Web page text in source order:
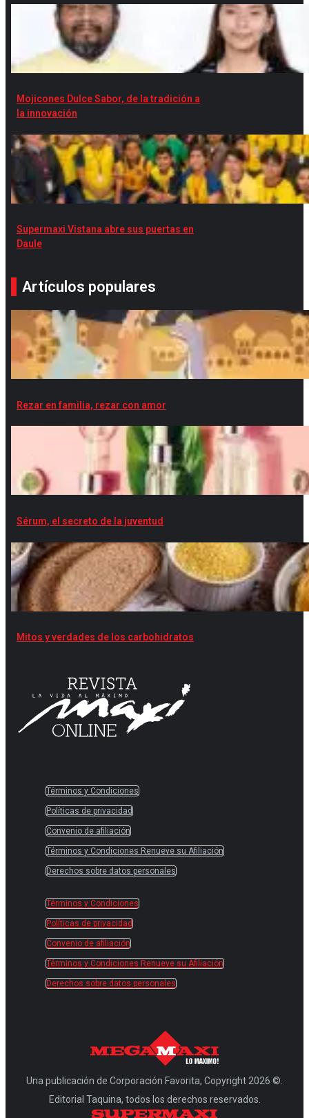
Mojicones Dulce Sabor, de la tradición a
la innovación
Supermaxi Vistana abre sus puertas en
Daule
Artículos populares
Rezar en familia, rezar con amor
Sérum, el secreto de la juventud
Mitos y verdades de los carbohidratos
Términos y Condiciones
Políticas de privacidad
Convenio de afiliación
Términos y Condiciones Renueve su Afiliación
Derechos sobre datos personales
Términos y Condiciones
Políticas de privacidad
Convenio de afiliación
Términos y Condiciones Renueve su Afiliación
Derechos sobre datos personales
Una publicación de Corporación Favorita, Copyright 2026 ©.
Editorial Taquina, todos los derechos reservados.